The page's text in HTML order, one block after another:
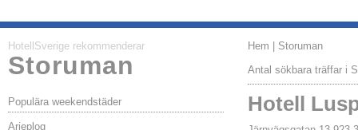
HotellSverige rekommenderar
Storuman
Populära weekendstäder
Arjeplog
Hem | Storuman
Antal sökbara träffar i
Hotell